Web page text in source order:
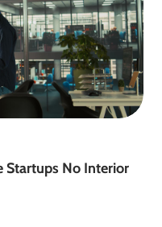
Startups No Interior